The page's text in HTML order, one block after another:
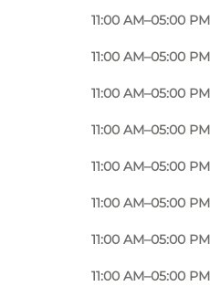
11:00 AM–05:00 PM
11:00 AM–05:00 PM
11:00 AM–05:00 PM
11:00 AM–05:00 PM
11:00 AM–05:00 PM
11:00 AM–05:00 PM
11:00 AM–05:00 PM
11:00 AM–05:00 PM